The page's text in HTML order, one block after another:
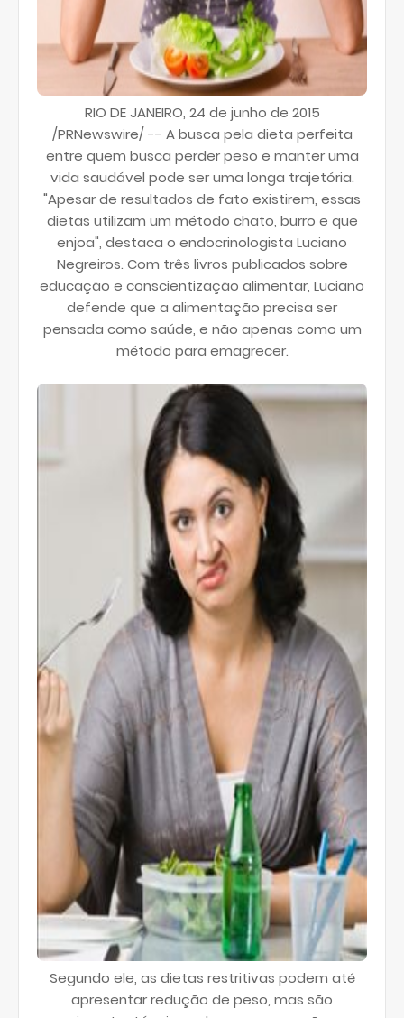
RIO DE JANEIRO, 24 de junho de 2015
/PRNewswire/ -- A busca pela dieta perfeita
entre quem busca perder peso e manter uma
vida saudável pode ser uma longa trajetória.
"Apesar de resultados de fato existirem, essas
dietas utilizam um método chato, burro e que
enjoa", destaca o endocrinologista Luciano
Negreiros. Com três livros publicados sobre
educação e conscientização alimentar, Luciano
defende que a alimentação precisa ser
pensada como saúde, e não apenas como um
método para emagrecer.
Segundo ele, as dietas restritivas podem até
apresentar redução de peso, mas são